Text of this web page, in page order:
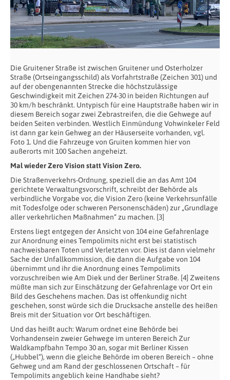
Die Gruitener Straße ist zwischen Gruitener und Osterholzer
Straße (Ortseingangsschild) als Vorfahrtstraße (Zeichen 301) und
auf der obengenannten Strecke die höchstzulässige
Geschwindigkeit mit Zeichen 274-30 in beiden Richtungen auf
30 km/h beschränkt. Untypisch für eine Hauptstraße haben wir in
diesem Bereich sogar zwei Zebrastreifen, die die Gehwege auf
beiden Seiten verbinden. Westlich Einmündung Vohwinkeler Feld
ist dann gar kein Gehweg an der Häuserseite vorhanden, vgl.
Foto 1. Und die Fahrzeuge von Gruiten kommen hier von
außerorts mit 100 Sachen angeheizt.
Mal wieder Zero Vision statt Vision Zero.
Die Straßenverkehrs-Ordnung, speziell die an das Amt 104
gerichtete Verwaltungsvorschrift, schreibt der Behörde als
verbindliche Vorgabe vor, die Vision Zero (keine Verkehrsunfälle
mit Todesfolge oder schweren Personenschäden) zur „Grundlage
aller verkehrlichen Maßnahmen“ zu machen. [3]
Erstens liegt entgegen der Ansicht von 104 eine Gefahrenlage
zur Anordnung eines Tempolimits nicht erst bei statistisch
nachweisbaren Toten und Verletzten vor. Dies ist dann vielmehr
Sache der Unfallkommission, die dann die Aufgabe von 104
übernimmt und ihr die Anordnung eines Tempolimits
vorzuschreiben wie Am Diek und der Berliner Straße. [4] Zweitens
müßte man sich zur Einschätzung der Gefahrenlage vor Ort ein
Bild des Geschehens machen. Das ist offenkundig nicht
geschehen, sonst würde sich die Drucksache anstelle des heißen
Breis mit der Situation vor Ort beschäftigen.
Und das heißt auch: Warum ordnet eine Behörde bei
Vorhandensein zweier Gehwege im unteren Bereich Zur
Waldkampfbahn Tempo 30 an, sogar mit Berliner Kissen
(„Hubbel“), wenn die gleiche Behörde im oberen Bereich – ohne
Gehweg und am Rand der geschlossenen Ortschaft – für
Tempolimits angeblich keine Handhabe sieht?